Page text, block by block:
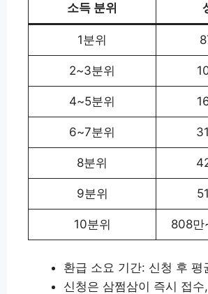
소득 분위
1분위
2~3분위
4~5분위
6~7분위
8분위
9분위
10분위 808만
환급 소요 기간: 신청 후
신청은 삼쩜삼이 즉시 접